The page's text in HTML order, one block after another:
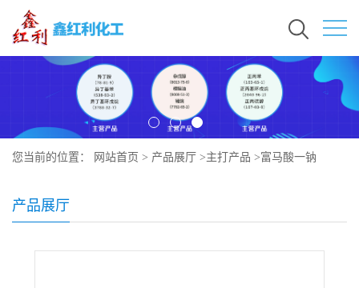
您当前的位置： 网站首页 > 产品展厅 >主打产品 >富马酸一钠
产品展厅